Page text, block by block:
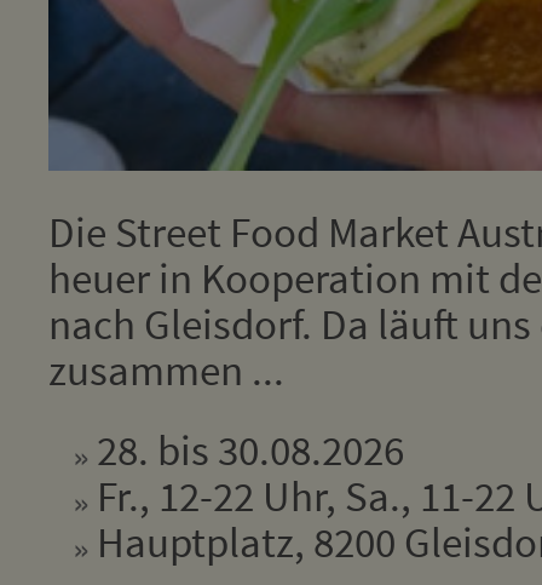
Die Street Food Market
heuer in Kooperation mit
nach Gleisdorf. Da läuft
zusammen ...
28. bis 30.08.2026
Fr., 12-22 Uhr, Sa., 11-22
Hauptplatz, 8200